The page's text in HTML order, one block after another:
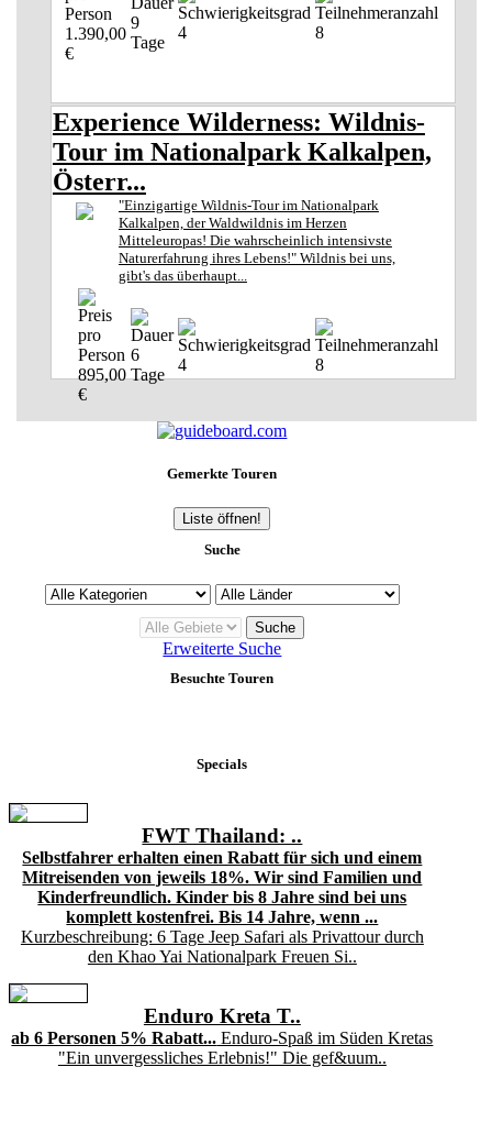
1.390,00
€
9
Tage
4 8
Experience Wilderness: Wildnis-
Tour im Nationalpark Kalkalpen,
Österr...
"Einzigartige Wildnis-Tour im Nationalpark
Kalkalpen, der Waldwildnis im Herzen
Mitteleuropas! Die wahrscheinlich intensivste
Naturerfahrung ihres Lebens!" Wildnis bei uns,
gibt's das überhaupt...
895,00
€
6
Tage
4 8
Gemerkte Touren
Liste öffnen!
Suche
Erweiterte Suche
Besuchte Touren
Specials
FWT Thailand: ..
Selbstfahrer erhalten einen Rabatt für sich und einem
Mitreisenden von jeweils 18%. Wir sind Familien und
Kinderfreundlich. Kinder bis 8 Jahre sind bei uns
komplett kostenfrei. Bis 14 Jahre, wenn ...
Kurzbeschreibung: 6 Tage Jeep Safari als Privattour durch
den Khao Yai Nationalpark Freuen Si..
Enduro Kreta T..
ab 6 Personen 5% Rabatt... Enduro-Spaß im Süden Kretas
"Ein unvergessliches Erlebnis!" Die gef&uum..